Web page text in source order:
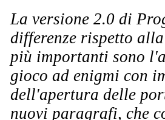
La versione 2.0 di
differenze rispetto
più importanti sono
gioco ad enigmi con
dell'apertura delle
nuovi paragrafi, che